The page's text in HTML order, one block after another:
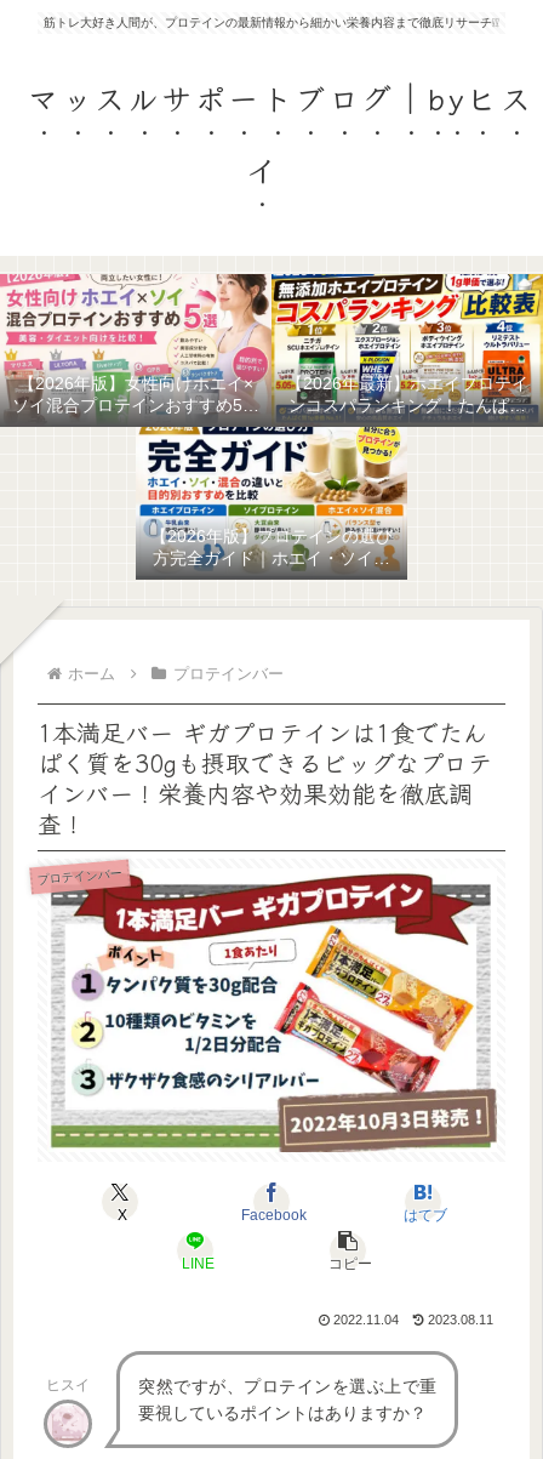
筋トレ大好き人間が、プロテインの最新情報から細かい栄養内容まで徹底リサーチ❕❕
マッスルサポートブログ｜byヒス
イ
【2026年版】女性向けホエイ×
ソイ混合プロテインおすすめ5選
｜美容・ダイエット向けを比較
【2026年最新】ホエイプロテイ
ンコスパランキング！たんぱく
質1g単価で選ぶ最強の無添加ホ
エイはこれだ！
【2026年版】プロテインの選び
方完全ガイド｜ホエイ・ソイ・
混合の違いと目的別おすすめを
ホーム プロテインバー
1本満足バー ギガプロテインは1食でたん
ぱく質を30gも摂取できるビッグなプロテ
インバー！栄養内容や効果効能を徹底調
査！
プロテインバー
X Facebook はてブ
LINE コピー
2022.11.04 2023.08.11
ヒスイ
突然ですが、プロテインを選ぶ上で重
要視しているポイントはありますか？